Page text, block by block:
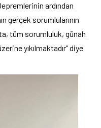
ardından
gerçek sorumlularının
tüm sorumluluk, günah
yıkılmaktadır” diye